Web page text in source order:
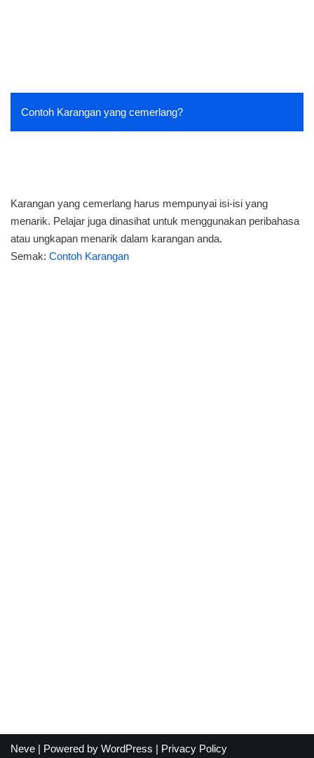
Contoh Karangan yang cemerlang?
Karangan yang cemerlang harus mempunyai isi-isi yang
menarik. Pelajar juga dinasihat untuk menggunakan peribahasa
atau ungkapan menarik dalam karangan anda.
Semak: Contoh Karangan
Neve | Powered by WordPress | Privacy Policy